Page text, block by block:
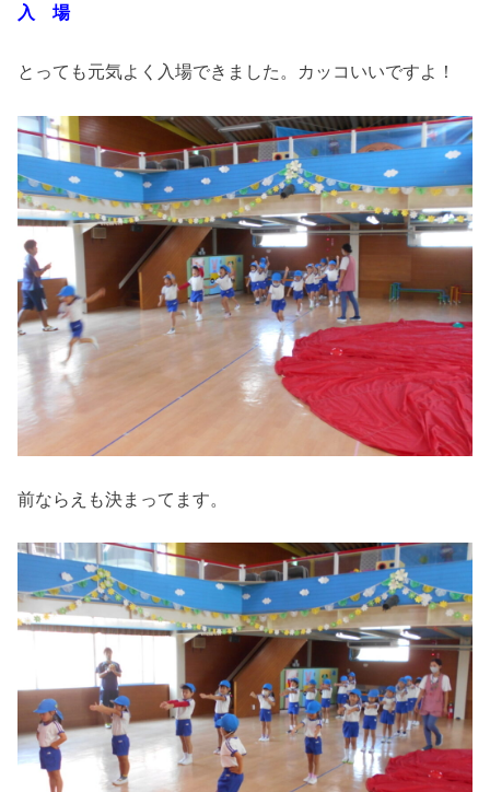
入 場
とっても元気よく入場できました。カッコいいですよ！
前ならえも決まってます。